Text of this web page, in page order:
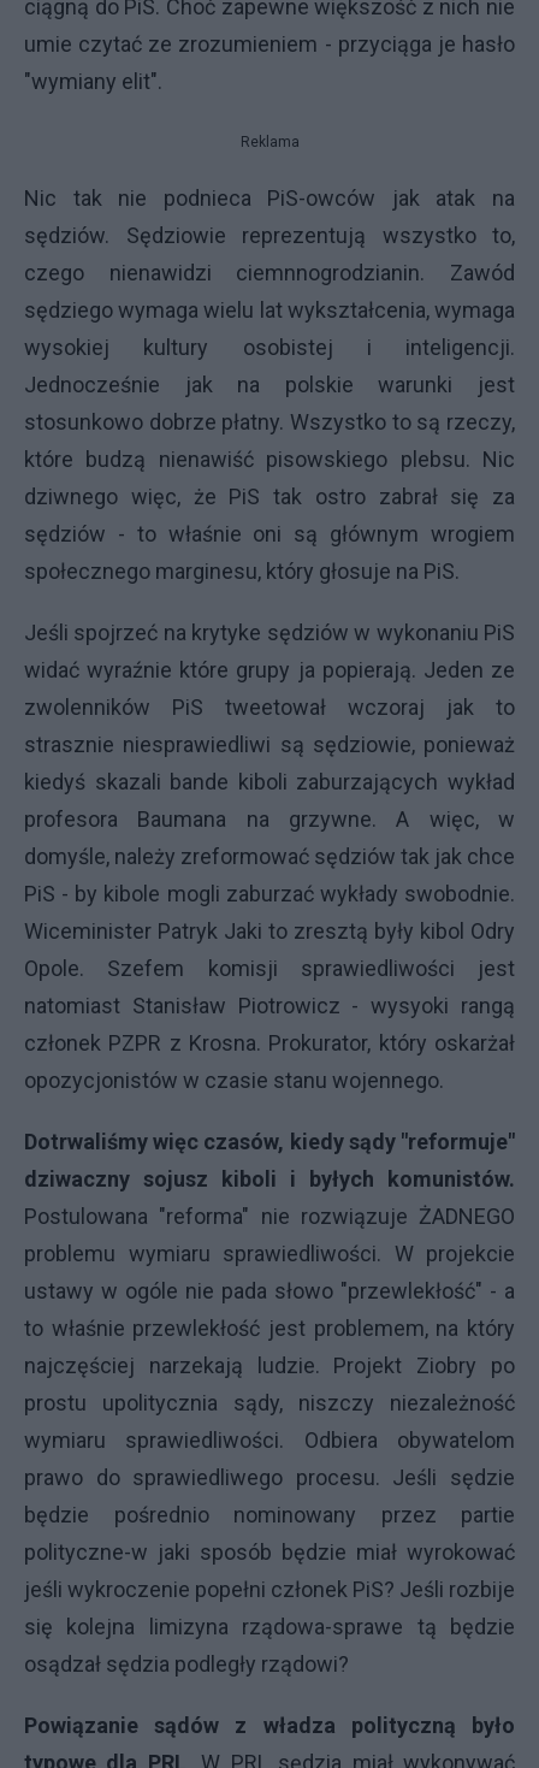
ciągną do PiS. Choć zapewne większość z nich nie
umie czytać ze zrozumieniem - przyciąga je hasło
"wymiany elit".
Reklama
Nic tak nie podnieca PiS-owców jak atak na
sędziów. Sędziowie reprezentują wszystko to,
czego nienawidzi ciemnnogrodzianin. Zawód
sędziego wymaga wielu lat wykształcenia, wymaga
wysokiej kultury osobistej i inteligencji.
Jednocześnie jak na polskie warunki jest
stosunkowo dobrze płatny. Wszystko to są rzeczy,
które budzą nienawiść pisowskiego plebsu. Nic
dziwnego więc, że PiS tak ostro zabrał się za
sędziów - to właśnie oni są głównym wrogiem
społecznego marginesu, który głosuje na PiS.
Jeśli spojrzeć na krytyke sędziów w wykonaniu PiS
widać wyraźnie które grupy ja popierają. Jeden ze
zwolenników PiS tweetował wczoraj jak to
strasznie niesprawiedliwi są sędziowie, ponieważ
kiedyś skazali bande kiboli zaburzających wykład
profesora Baumana na grzywne. A więc, w
domyśle, należy zreformować sędziów tak jak chce
PiS - by kibole mogli zaburzać wykłady swobodnie.
Wiceminister Patryk Jaki to zresztą były kibol Odry
Opole. Szefem komisji sprawiedliwości jest
natomiast Stanisław Piotrowicz - wysyoki rangą
członek PZPR z Krosna. Prokurator, który oskarżał
opozycjonistów w czasie stanu wojennego.
Dotrwaliśmy więc czasów, kiedy sądy "reformuje"
dziwaczny sojusz kiboli i byłych komunistów.
Postulowana "reforma" nie rozwiązuje ŻADNEGO
problemu wymiaru sprawiedliwości. W projekcie
ustawy w ogóle nie pada słowo "przewlekłość" - a
to właśnie przewlekłość jest problemem, na który
najczęściej narzekają ludzie. Projekt Ziobry po
prostu upolitycznia sądy, niszczy niezależność
wymiaru sprawiedliwości. Odbiera obywatelom
prawo do sprawiedliwego procesu. Jeśli sędzie
będzie pośrednio nominowany przez partie
polityczne-w jaki sposób będzie miał wyrokować
jeśli wykroczenie popełni członek PiS? Jeśli rozbije
się kolejna limizyna rządowa-sprawe tą będzie
osądzał sędzia podległy rządowi?
Powiązanie sądów z władza polityczną było
typowe dla PRL
. W PRL sędzia miał wykonywać